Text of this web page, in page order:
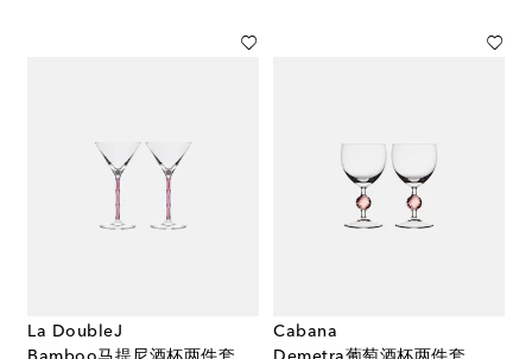
La DoubleJ
Cabana